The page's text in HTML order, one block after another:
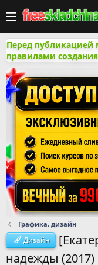
Перед публикацией
правилами
Графика, дизайн
Дизайн
надежды (2017)